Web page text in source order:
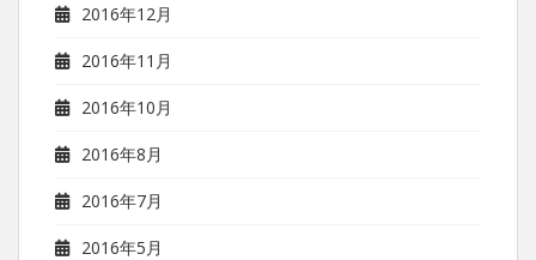
2016年12月
2016年11月
2016年10月
2016年8月
2016年7月
2016年5月